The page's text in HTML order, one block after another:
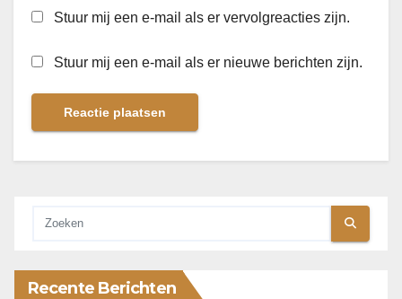
Stuur mij een e-mail als er vervolgreacties zijn.
Stuur mij een e-mail als er nieuwe berichten zijn.
Recente Berichten